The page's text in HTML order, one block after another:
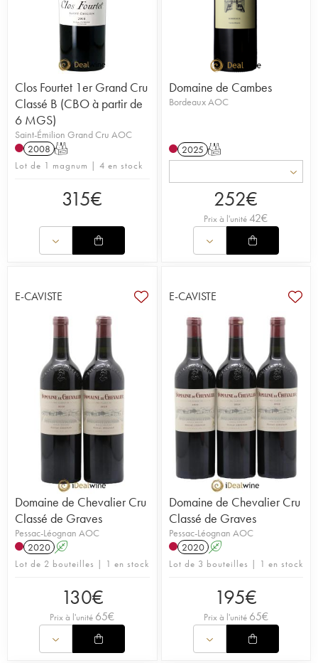
Clos Fourtet 1er Grand Cru
Classé B (CBO à partir de
6 MGS)
Saint-Émilion Grand Cru AOC
2008 T
Lot de 1 magnum | 4 en stock
315€
Domaine de Cambes
Bordeaux AOC
2025 T
252€
Prix à l'unité42€
E-CAVISTE
Domaine de Chevalier Cru
Classé de Graves
Pessac-Léognan AOC
2020 A
Lot de 2 bouteilles | 1 en stock
130€
Prix à l'unité 65€
E-CAVISTE
Domaine de Chevalier Cru
Classé de Graves
Pessac-Léognan AOC
2020 A
Lot de 3 bouteilles | 1 en stock
195€
Prix à l'unité 65€